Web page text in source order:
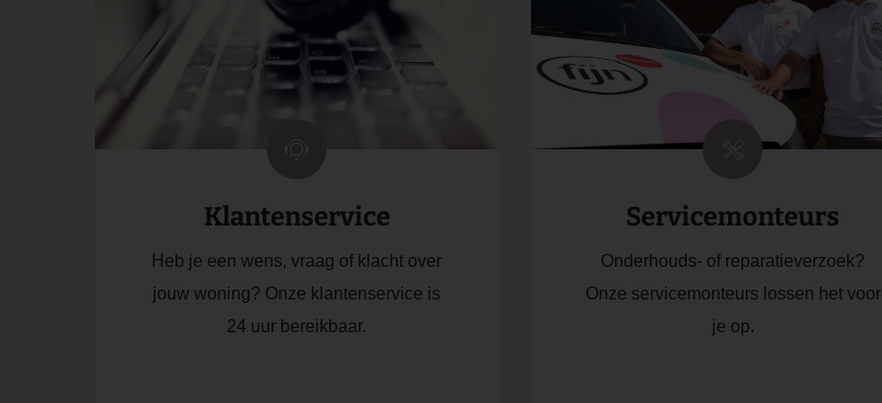
Klantenservice
Heb je een wens, vraag of klacht over
jouw woning? Onze klantenservice is
24 uur bereikbaar.
Servicemonteurs
Onderhouds- of reparatieverzoek?
Onze servicemonteurs lossen het voor
je op.